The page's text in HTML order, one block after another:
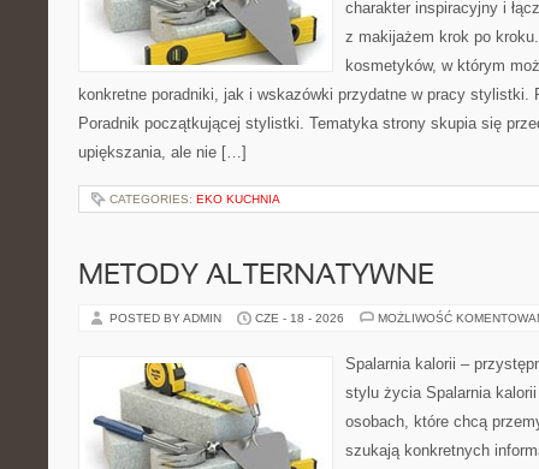
charakter inspiracyjny i
z makijażem krok po
kosmetyków, w którym
konkretne poradniki, jak i wskazówki przydatne w pracy stylistki.
Poradnik początkującej stylistki. Tematyka strony skupia się
upiększania, ale nie […]
CATEGORIES: EKO KUCHNIA
METODY ALTERNATYWNE
POSTED BY ADMIN CZE - 18 - 2026 MOŻLIWOŚĆ
Spalarnia kalorii –
stylu życia Spalarnia
osobach, które chcą
szukają konkretnych